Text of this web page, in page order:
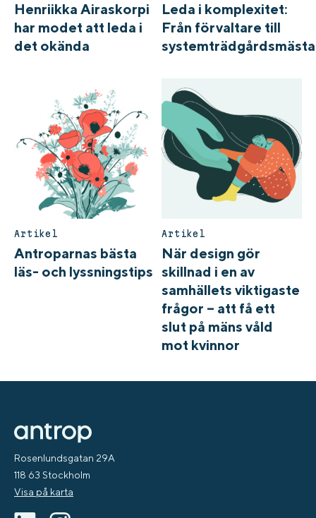
Henriikka Airaskorpi
har modet att leda i
det okända
Leda i komplexitet:
Från förvaltare till
Artikel
Antroparnas bästa
läs- och lyssningstips
Artikel
När design gör
skillnad i en av
samhällets viktigaste
frågor – att få ett
slut på mäns våld
mot kvinnor
Rosenlundsgatan 29A
118 63 Stockholm
Visa på karta